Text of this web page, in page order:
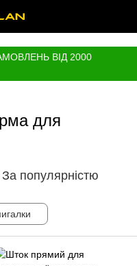
ВІД 2000
для
За популярністю